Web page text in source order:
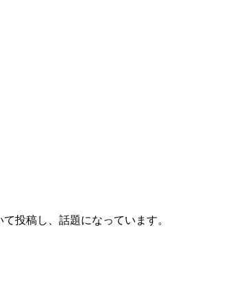
投稿し、話題になっています。